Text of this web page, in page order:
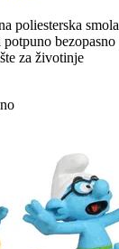
poliesterska smola
bezopasno
za životinje